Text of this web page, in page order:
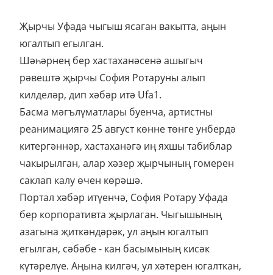
Җырчы Уфада чыгыш ясаган вакытта, аңын
югалтып егылган.
Шәһәрнең бер хастаханәсенә ашыгыч
рәвештә җырчы София Ротаруны алып
килделәр, дип хәбәр итә Ufa1.
Басма мәгълүматлары буенча, артистны
реанимациягә 25 август көнне төнге унбердә
китергәннәр, хастаханәгә иң яхшы табиблар
чакырылган, алар хәзер җырчының гомерен
саклап калу өчен көрәшә.
Портал хәбәр итүенчә, София Ротару Уфада
бер корпоративта җырлаган. Чыгышының
азагына җиткәндәрәк, ул аңын югалтып
егылган, сәбәбе - кан басымының кисәк
күтәрелүе. Аңына килгәч, ул хәтерен югалткан,